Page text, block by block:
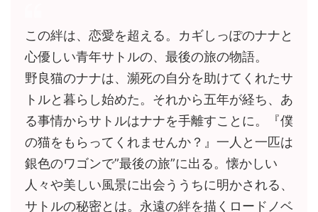
この絆は、恋愛を超える。カギしっぽのナナと
心優しい青年サトルの、最後の旅の物語。
野良猫のナナは、瀕死の自分を助けてくれたサ
トルと暮らし始めた。それから五年が経ち、あ
る事情からサトルはナナを手離すことに。『僕
の猫をもらってくれませんか？』一人と一匹は
銀色のワゴンで”最後の旅”に出る。懐かしい
人々や美しい風景に出会ううちに明かされる、
サトルの秘密とは。永遠の絆を描くロードノベ